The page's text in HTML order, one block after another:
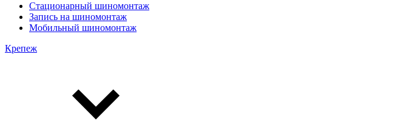
Стационарный шиномонтаж
Запись на шиномонтаж
Мобильный шиномонтаж
Крепеж